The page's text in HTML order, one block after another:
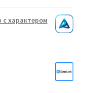
с характером